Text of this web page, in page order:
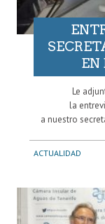
EN
Le
la
a nuestro
ACTUALIDAD